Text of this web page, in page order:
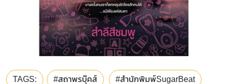
TAGS: #สถาพรบุ๊คส์ #สำนักพิมพ์SugarBeat